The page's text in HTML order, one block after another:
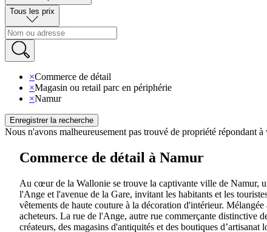
Tous les prix
×Commerce de détail
×Magasin ou retail parc en périphérie
×Namur
Enregistrer la recherche
Nous n'avons malheureusement pas trouvé de propriété répondant à
Commerce de détail à Namur
Au cœur de la Wallonie se trouve la captivante ville de Namur,
l'Ange et l'avenue de la Gare, invitant les habitants et les
vêtements de haute couture à la décoration d'intérieur.
acheteurs. La rue de l'Ange, autre rue commerçante distinctive
créateurs, des magasins d'antiquités et des boutiques